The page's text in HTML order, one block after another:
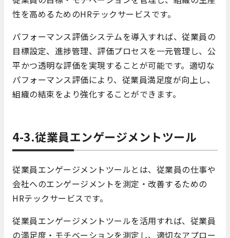
性を高めるためのHRテックサービスです。
パフォーマンス評価システムを導入すれば、従業員の
目標設定、進捗管理、評価プロセスを一元管理し、公
平かつ透明な評価を実現することが可能です。適切な
パフォーマンス評価により、従業員満足度が向上し、
組織の結束をより強化することができます。
4-3.従業員エンゲージメントツール
従業員エンゲージメントツールとは、従業員の仕事や
会社へのエンゲージメントを測定・改善するための
HRテックサービスです。
従業員エンゲージメントツールを活用すれば、従業員
の満足度・モチベーションを測定し、適切なアプロー